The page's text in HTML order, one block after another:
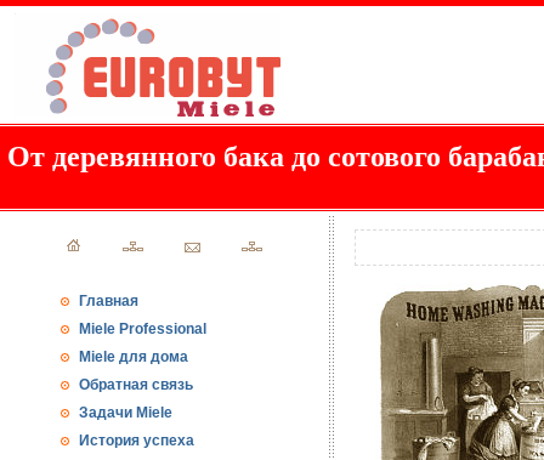
От деревянного бака до сотового
Главная
Miele Professional
Miele для дома
Обратная связь
Задачи Miele
История успеха